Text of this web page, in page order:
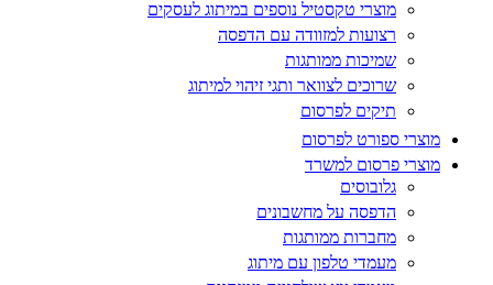
מוצרי טקסטיל נוספים במיתוג לעסקים
רצועות למזוודה עם הדפסה
שמיכות ממותגות
שרוכים לצוואר ותגי זיהוי למיתוג
תיקים לפרסום
מוצרי ספורט לפרסום
מוצרי פרסום למשרד
גלובוסים
הדפסה על מחשבונים
מחברות ממותגות
מעמדי טלפון עם מיתוג